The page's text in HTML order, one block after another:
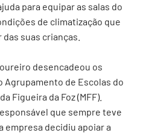
para equipar as salas do
de climatização que
suas crianças.
desencadeou os
Agrupamento de Escolas do
Figueira da Foz (MFF).
que sempre teve
empresa decidiu apoiar a